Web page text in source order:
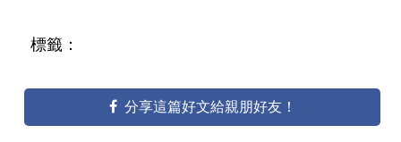
標籤：
分享這篇好文給親朋好友！